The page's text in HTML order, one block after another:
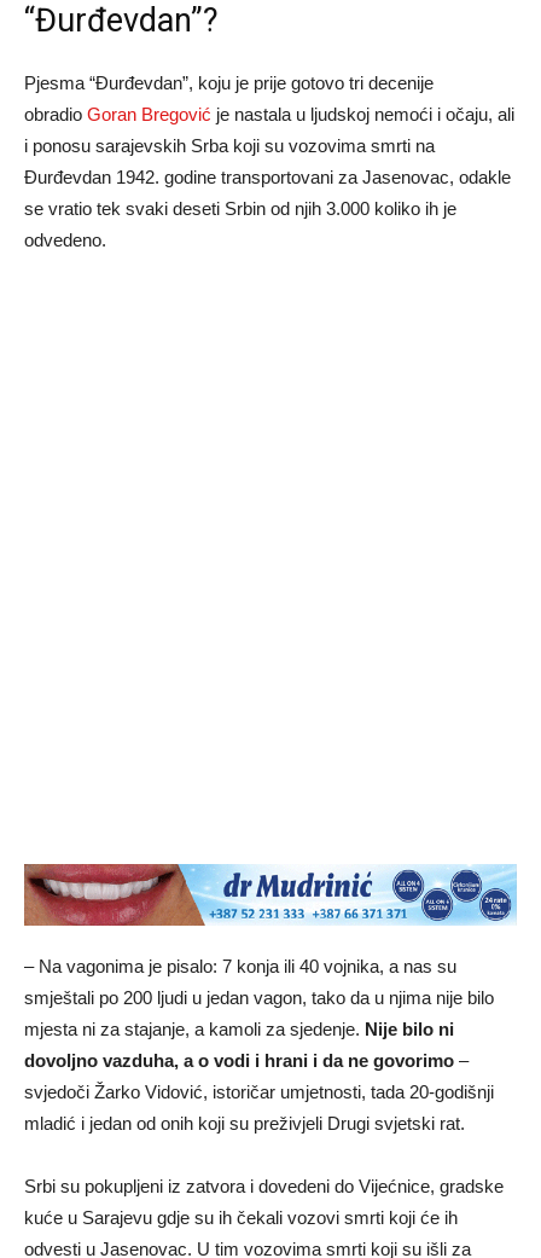
“Đurđevdan”?
Pjesma “Đurđevdan”, koju je prije gotovo tri decenije
obradio Goran Bregović je nastala u ljudskoj nemoći i očaju, ali
i ponosu sarajevskih Srba koji su vozovima smrti na
Đurđevdan 1942. godine transportovani za Jasenovac, odakle
se vratio tek svaki deseti Srbin od njih 3.000 koliko ih je
odvedeno.
– Na vagonima je pisalo: 7 konja ili 40 vojnika, a nas su
smještali po 200 ljudi u jedan vagon, tako da u njima nije bilo
mjesta ni za stajanje, a kamoli za sjedenje. Nije bilo ni
dovoljno vazduha, a o vodi i hrani i da ne govorimo –
svjedoči Žarko Vidović, istoričar umjetnosti, tada 20-godišnji
mladić i jedan od onih koji su preživjeli Drugi svjetski rat.
Srbi su pokupljeni iz zatvora i dovedeni do Vijećnice, gradske
kuće u Sarajevu gdje su ih čekali vozovi smrti koji će ih
odvesti u Jasenovac. U tim vozovima smrti koji su išli za